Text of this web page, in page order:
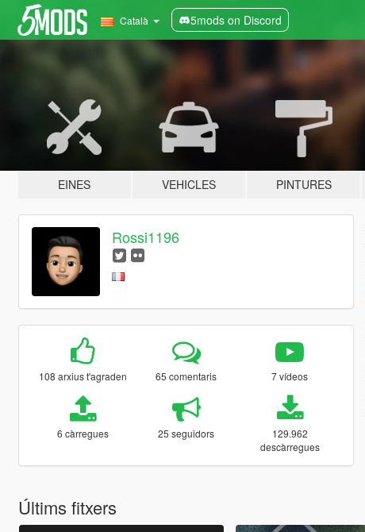
Català 5mods on Discord
EINES VEHICLES PINTURES
Rossi1196
108 arxius t'agraden 65 comentaris 7 vídeos
6 càrregues 25 seguidors
129.962
descàrregues
Últims fitxers